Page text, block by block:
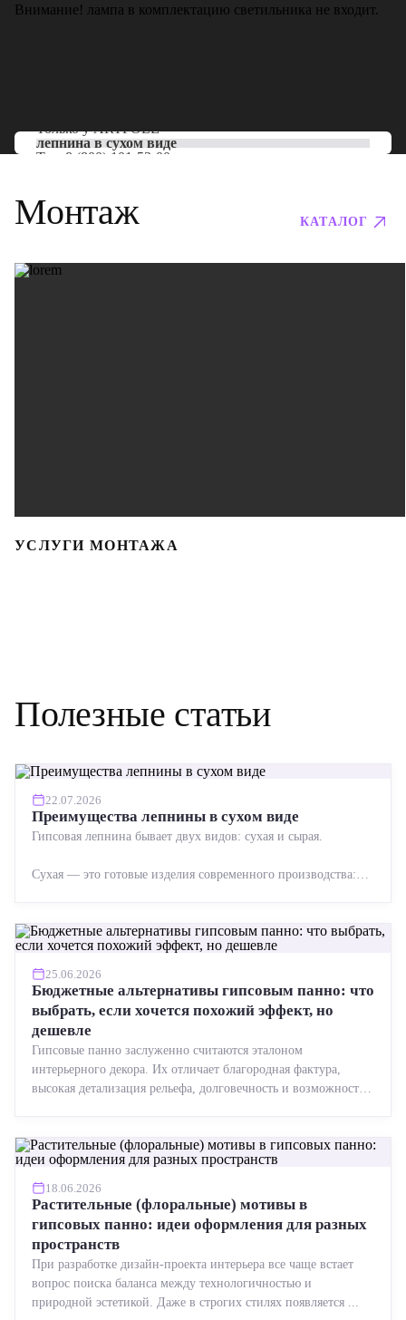
Внимание! лампа в комплектацию светильника не входит.
Только уARTPOLE
лепнина в сухом виде
Тел: 8 (800) 101-53-00
Монтаж КАТАЛОГ
УСЛУГИ МОНТАЖА
Полезные статьи
22.07.2026
Преимущества лепнины в сухом виде
Гипсовая лепнина бывает двух видов: сухая и сырая.
Сухая — это готовые изделия современного производства:
25.06.2026
Бюджетные альтернативы гипсовым панно: что
выбрать, если хочется похожий эффект, но
дешевле
Гипсовые панно заслуженно считаются эталоном
интерьерного декора. Их отличает благородная фактура,
высокая детализация рельефа, долговечность и возможность
18.06.2026
Растительные (флоральные) мотивы в
гипсовых панно: идеи оформления для разных
пространств
При разработке дизайн-проекта интерьера все чаще встает
вопрос поиска баланса между технологичностью и
природной эстетикой. Даже в строгих стилях появляется ...